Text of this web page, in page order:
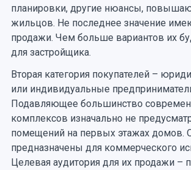
планировки, другие нюансы,
жильцов. Не последнее значение
продажи. Чем больше вариантов их
для застройщика.
Вторая категория покупателей –
или индивидуальные
Подавляющее большинство
комплексов изначально не
помещений на первых этажах домов.
предназначены для коммерческого
Целевая аудитория для их продажи –